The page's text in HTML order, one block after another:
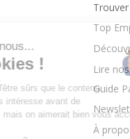
Salut c'est nous...
les Cookies !
On a attendu d'être sûrs
de ce site vous intéresse
vous déranger, mais on
Top
Lire
Guide
À